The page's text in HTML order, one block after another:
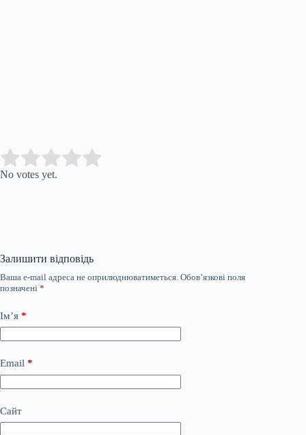
Rate this item:
No votes yet.
Залишити відповідь
Ваша e-mail адреса не оприлюднюватиметься. Обов’язкові поля
позначені *
Ім’я *
Email *
Сайт